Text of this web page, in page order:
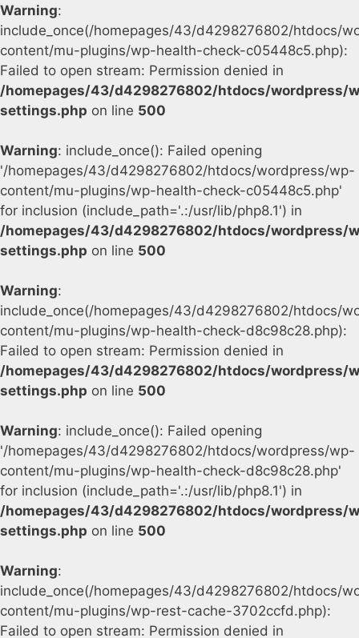
Warning:
include_once(/homepages/43/d4298276802/htdocs/
content/mu-plugins/wp-health-check-c05448c5.php):
Failed to open stream: Permission denied in
/homepages/43/d4298276802/htdocs/wordpress/
settings.php on line 500
Warning: include_once(): Failed opening
'/homepages/43/d4298276802/htdocs/wordpress/wp-
content/mu-plugins/wp-health-check-c05448c5.php'
for inclusion (include_path='.:/usr/lib/php8.1') in
/homepages/43/d4298276802/htdocs/wordpress/
settings.php on line 500
Warning:
include_once(/homepages/43/d4298276802/htdocs/
content/mu-plugins/wp-health-check-d8c98c28.php):
Failed to open stream: Permission denied in
/homepages/43/d4298276802/htdocs/wordpress/
settings.php on line 500
Warning: include_once(): Failed opening
'/homepages/43/d4298276802/htdocs/wordpress/wp-
content/mu-plugins/wp-health-check-d8c98c28.php'
for inclusion (include_path='.:/usr/lib/php8.1') in
/homepages/43/d4298276802/htdocs/wordpress/
settings.php on line 500
Warning:
include_once(/homepages/43/d4298276802/htdocs/
content/mu-plugins/wp-rest-cache-3702ccfd.php):
Failed to open stream: Permission denied in